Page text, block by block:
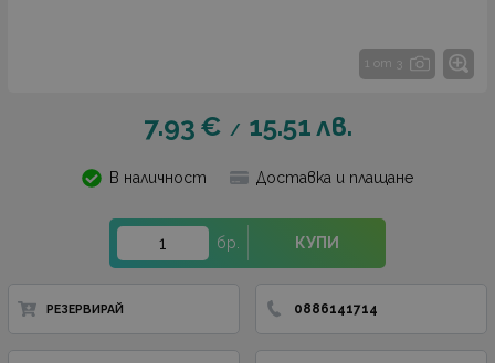
1 от 3
7.93 € / 15.51лв.
В наличност Доставка и плащане
бр. КУПИ
РЕЗЕРВИРАЙ 0886141714